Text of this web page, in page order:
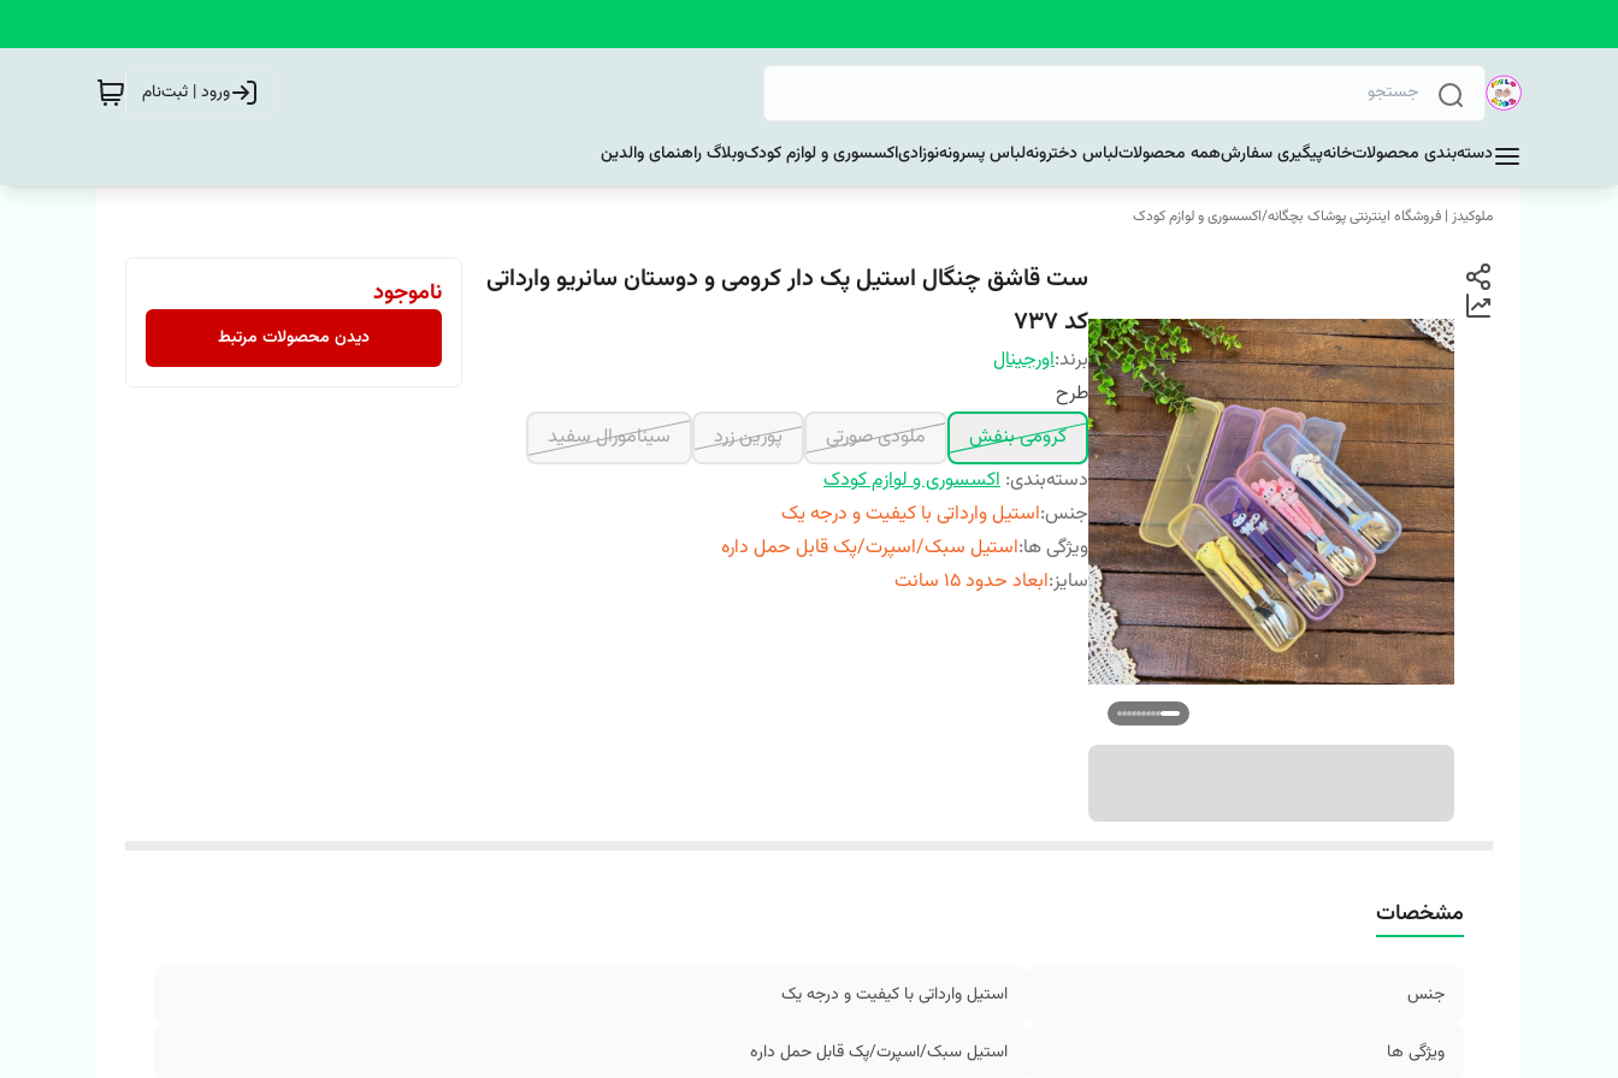
ورود | ثبت‌نام
دسته‌بندی محصولاتخانهپیگیری سفارشهمه محصولاتلباس دخترونهلباس پسرونهنوزادیاکسسوری و لوازم کودکوبلاگ راهنمای والدین
ملوکیدز | فروشگاه اینترنتی پوشاک بچگانه/اکسسوری و لوازم کودک
ست قاشق چنگال استیل پک دار کرومی و دوستان سانریو وارداتی
کد ۷۳۷
برند:اورجینال
طرح
کرومی بنفش
ملودی صورتی پورین زرد
سینامورال سفید
دسته‌بندی: اکسسوری و لوازم کودک
جنس:استیل وارداتی با کیفیت و درجه یک
ویژگی ها:استیل سبک/اسپرت/پک قابل حمل داره
سایز:ابعاد حدود 15 سانت
ناموجود
دیدن محصولات مرتبط
مشخصات
جنس استیل وارداتی با کیفیت و درجه یک
ویژگی ها استیل سبک/اسپرت/پک قابل حمل داره